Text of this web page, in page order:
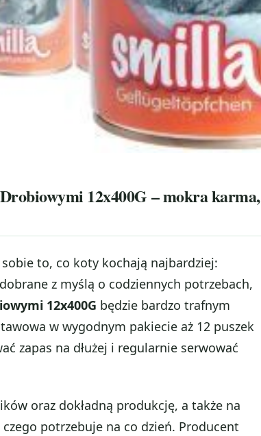
12x400G – mokra karma,
to, co koty kochają najbardziej:
z myślą o codziennych potrzebach,
12x400G będzie bardzo trafnym
w wygodnym pakiecie aż 12 puszek
zapas na dłużej i regularnie serwować
oraz dokładną produkcję, a także na
potrzebuje na co dzień. Producent